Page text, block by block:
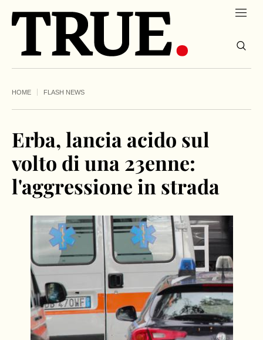
HOME FLASH NEWS
Erba, lancia acido sul
volto di una 23enne:
l'aggressione in strada